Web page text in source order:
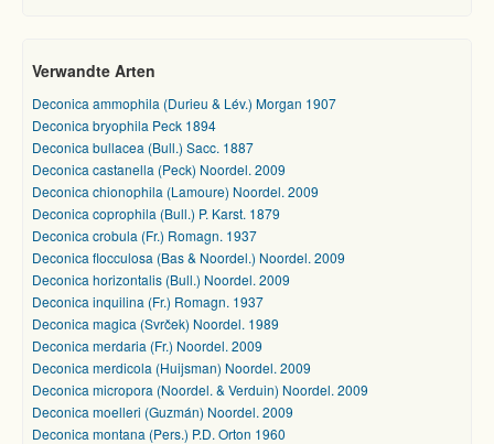
Verwandte Arten
Deconica ammophila (Durieu & Lév.) Morgan 1907
Deconica bryophila Peck 1894
Deconica bullacea (Bull.) Sacc. 1887
Deconica castanella (Peck) Noordel. 2009
Deconica chionophila (Lamoure) Noordel. 2009
Deconica coprophila (Bull.) P. Karst. 1879
Deconica crobula (Fr.) Romagn. 1937
Deconica flocculosa (Bas & Noordel.) Noordel. 2009
Deconica horizontalis (Bull.) Noordel. 2009
Deconica inquilina (Fr.) Romagn. 1937
Deconica magica (Svrček) Noordel. 1989
Deconica merdaria (Fr.) Noordel. 2009
Deconica merdicola (Huijsman) Noordel. 2009
Deconica micropora (Noordel. & Verduin) Noordel. 2009
Deconica moelleri (Guzmán) Noordel. 2009
Deconica montana (Pers.) P.D. Orton 1960